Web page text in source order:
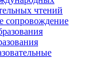
чтений
сопровождение